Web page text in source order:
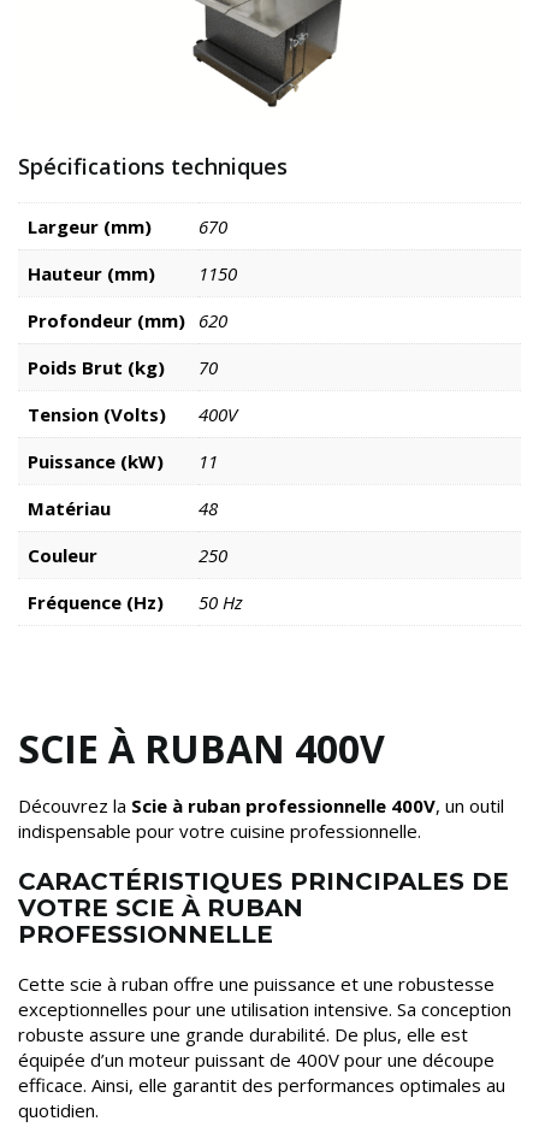
Spécifications techniques
Largeur (mm)
670
Hauteur (mm)
1150
Profondeur (mm) 620
Poids Brut (kg)
70
Tension (Volts)
400V
Puissance (kW)
11
Matériau
48
Couleur
250
Fréquence (Hz)
50 Hz
SCIE À RUBAN 400V
Découvrez la Scie à ruban professionnelle 400V, un outil
indispensable pour votre cuisine professionnelle.
CARACTÉRISTIQUES PRINCIPALES DE
VOTRE SCIE À RUBAN
PROFESSIONNELLE
Cette scie à ruban offre une puissance et une robustesse
exceptionnelles pour une utilisation intensive. Sa conception
robuste assure une grande durabilité. De plus, elle est
équipée d’un moteur puissant de 400V pour une découpe
efficace. Ainsi, elle garantit des performances optimales au
quotidien.